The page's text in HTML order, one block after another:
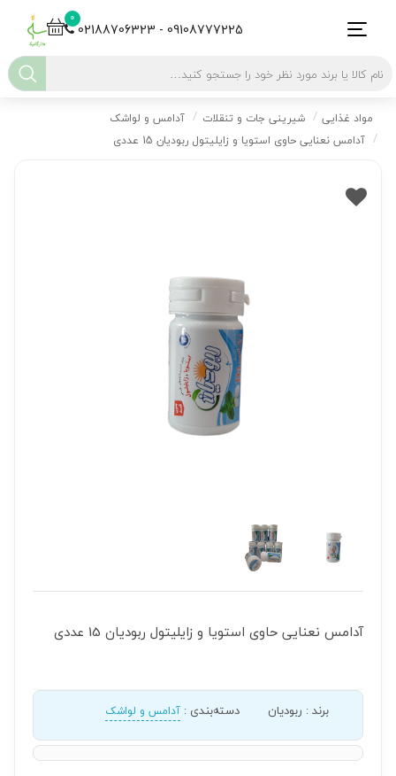
0
02188706323 - 09108777225
مواد غذایی شیرینی جات و تنقلات
آدامس و لواشک
آدامس نعنایی حاوی استویا و زایلیتول ربودیان 15 عددی
آدامس نعنایی حاوی استویا و زایلیتول ربودیان 15 عددی
برند: ربودیان دسته‌بندی : آدامس و لواشک